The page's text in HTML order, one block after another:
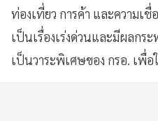
ท่องเที่ยว การค้า และความเ
เป็นเรื่องเร่งด่วนและมีผลกร
เป็นวาระพิเศษของ กรอ. เพื่